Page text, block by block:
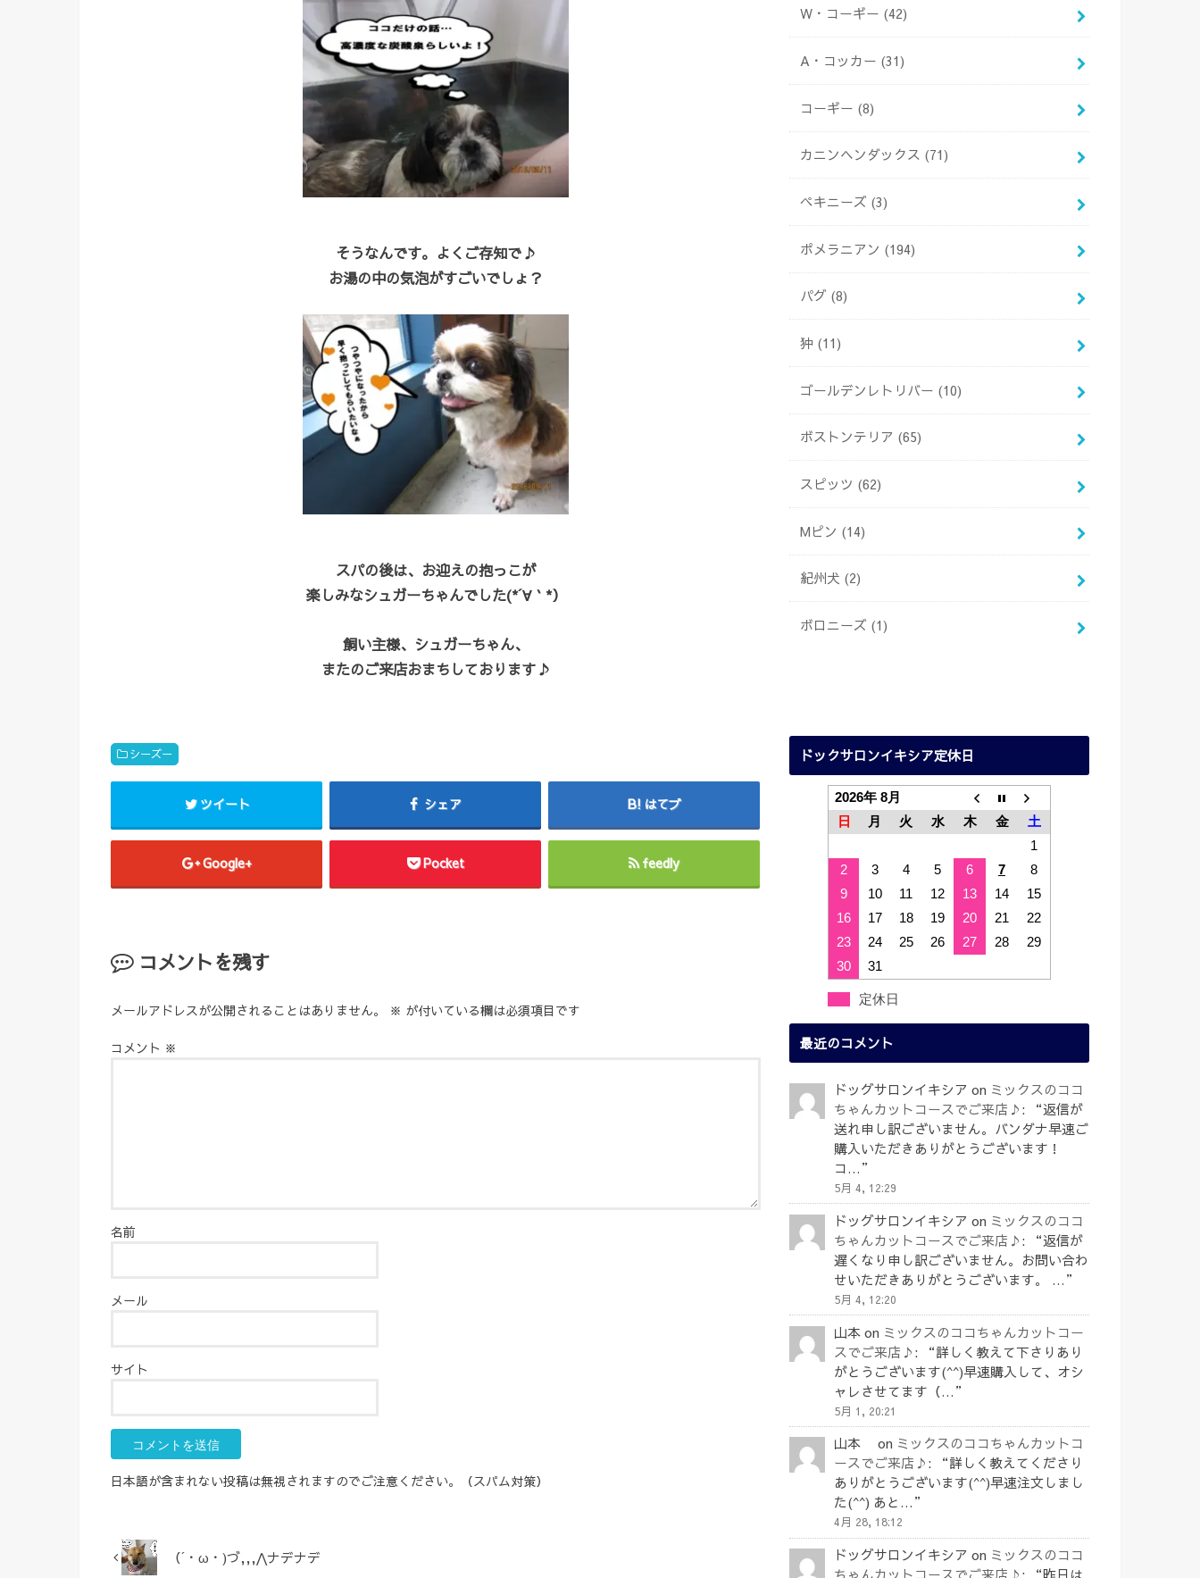
そうなんです。よくご存知で♪
お湯の中の気泡がすごいでしょ？
スパの後は、お迎えの抱っこが
楽しみなシュガーちゃんでした(*´∀｀*）
飼い主様、シュガーちゃん、
またのご来店おまちしております♪
シーズー
ツイート シェア はてブ
Google+ Pocket feedly
コメントを残す
メールアドレスが公開されることはありません。 ※ が付いている欄は必須項目です
コメント ※
名前
メール
サイト
日本語が含まれない投稿は無視されますのでご注意ください。（スパム対策）
（´・ω・)づ,,,⋀ナデナデ
W・コーギー (42)
A・コッカー (31)
コーギー (8)
カニンヘンダックス (71)
ペキニーズ (3)
ポメラニアン (194)
パグ (8)
狆 (11)
ゴールデンレトリバー (10)
ボストンテリア (65)
スピッツ (62)
Mピン (14)
紀州犬 (2)
ボロニーズ (1)
ドックサロンイキシア定休日
2026年 8月
日
月 火 水 木 金
土
1
2
3 4 5 6 7
8
9
10 11 12 13 14
15
16
17 18 19 20 21
22
23
24 25 26 27 28
29
30
31
定休日
最近のコメント
ドッグサロンイキシア on ミックスのココ
ちゃんカットコースでご来店♪ : “返信が
送れ申し訳ございません。バンダナ早速ご
購入いただきありがとうございます！
コ… ”
5月 4, 12:29
ドッグサロンイキシア on ミックスのココ
ちゃんカットコースでご来店♪ : “返信が
遅くなり申し訳ございません。お問い合わ
せいただきありがとうございます。 … ”
5月 4, 12:20
山本 on ミックスのココちゃんカットコー
スでご来店♪ : “詳しく教えて下さりあり
がとうございます(^^)早速購入して、オシ
ャレさせてます（… ”
5月 1, 20:21
山本 on ミックスのココちゃんカットコ
ースでご来店♪ : “詳しく教えてくださり
ありがとうございます(^^)早速注文しまし
た(^^) あと… ”
4月 28, 18:12
ドッグサロンイキシア on ミックスのココ